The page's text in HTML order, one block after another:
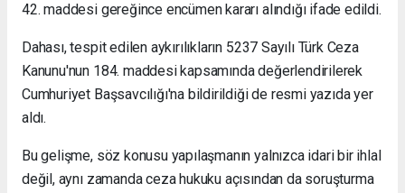
42. maddesi gereğince encümen kararı alındığı ifade edildi.
Dahası, tespit edilen aykırılıkların 5237 Sayılı Türk Ceza
Kanunu'nun 184. maddesi kapsamında değerlendirilerek
Cumhuriyet Başsavcılığı'na bildirildiği de resmi yazıda yer
aldı.
Bu gelişme, söz konusu yapılaşmanın yalnızca idari bir ihlal
değil, aynı zamanda ceza hukuku açısından da soruşturma